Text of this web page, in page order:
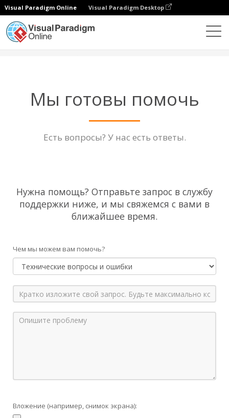
Visual Paradigm Online Visual Paradigm Desktop
Мы готовы помочь
Есть вопросы? У нас есть ответы.
Нужна помощь? Отправьте запрос в службу
поддержки ниже, и мы свяжемся с вами в
ближайшее время.
Чем мы можем вам помочь?
Вложение (например, снимок экрана):